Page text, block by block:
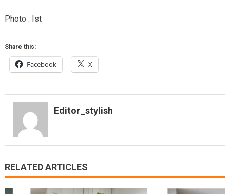
Photo : Ist
Share this:
Facebook X
Editor_stylish
RELATED ARTICLES